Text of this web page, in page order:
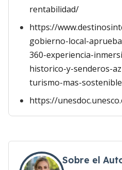
rentabilidad/
https://
gobierno-local-
360-experiencia-
historico-y-senderos-
turismo-mas-
https://
Sobre el